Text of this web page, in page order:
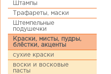
Штампы
Трафареты, маски
Штемпельные
подушечки
Краски, мисты, пудры,
блёстки, акценты
сухие краски
воски и восковые
пасты